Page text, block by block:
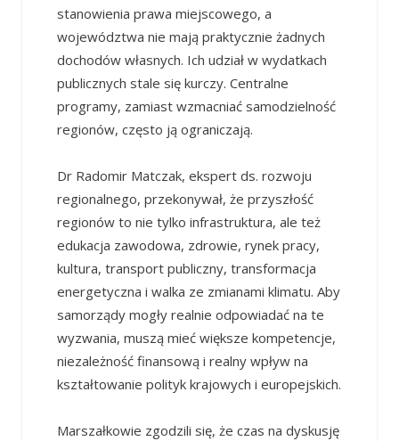
stanowienia prawa miejscowego, a
województwa nie mają praktycznie żadnych
dochodów własnych. Ich udział w wydatkach
publicznych stale się kurczy. Centralne
programy, zamiast wzmacniać samodzielność
regionów, często ją ograniczają.
Dr Radomir Matczak, ekspert ds. rozwoju
regionalnego, przekonywał, że przyszłość
regionów to nie tylko infrastruktura, ale też
edukacja zawodowa, zdrowie, rynek pracy,
kultura, transport publiczny, transformacja
energetyczna i walka ze zmianami klimatu. Aby
samorządy mogły realnie odpowiadać na te
wyzwania, muszą mieć większe kompetencje,
niezależność finansową i realny wpływ na
kształtowanie polityk krajowych i europejskich.
Marszałkowie zgodzili się, że czas na dyskusję